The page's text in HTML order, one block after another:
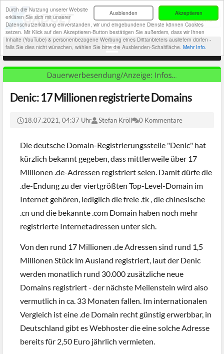
Akzeptieren
Ausblenden
Durch die Nutzung unserer Website
erklären Sie sich mit unserer
Datenschutzerklärung einverstanden, wir und eingebundene Dienste können Cookies
setzen. Mit Klick auf den Akzeptieren-Button bestätigen Sie außerdem, dass wir Ihnen
Inhalte (YouTube) & personenbezogene Werbung eines Drittanbieters ausliefern dürfen -
falls Sie dies nicht wünschen, wählen Sie bitte die Ausblenden-Schaltfläche. Mehr Info.
Denic: 17 Millionen registrierte Domains
18.07.2021, 04:37 Uhr Stefan Kröll 0 Kommentare
Die deutsche Domain-Registrierungsstelle "Denic" hat
kürzlich bekannt gegeben, dass mittlerweile über 17
Millionen .de-Adressen registriert seien. Damit dürfe die
.de-Endung zu der viertgrößten Top-Level-Domain im
Internet gehören, lediglich die freie .tk , die chinesische
.cn und die bekannte .com Domain haben noch mehr
registrierte Internetadressen unter sich.
Von den rund 17 Millionen .de Adressen sind rund 1,5
Millionen Stück im Ausland registriert, laut der Denic
werden monatlich rund 30.000 zusätzliche neue
Domains registriert - der nächste Meilenstein wird also
vermutlich in ca. 33 Monaten fallen. Im internationalen
Vergleich ist eine .de Domain recht günstig erwerbbar, in
Deutschland gibt es Webhoster die eine solche Adresse
bereits für 2,50 Euro jährlich vermieten.